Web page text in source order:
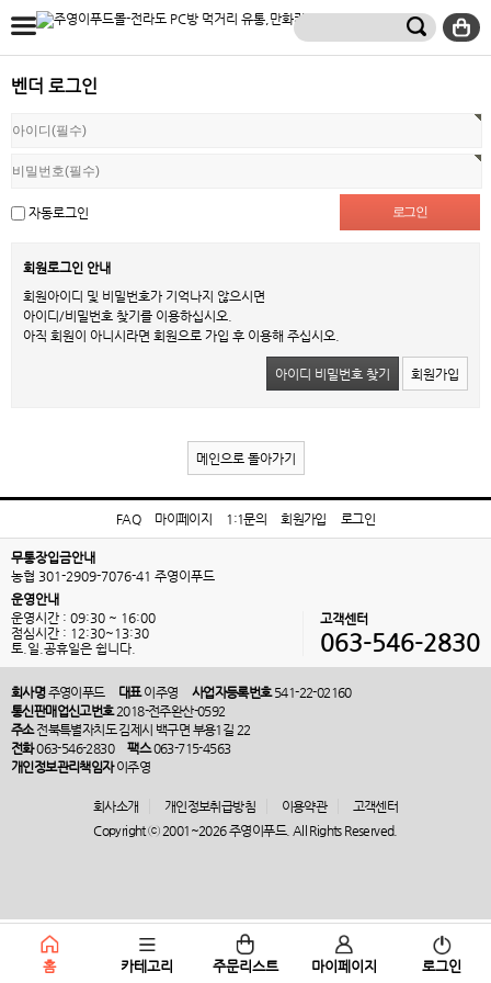
벤더 로그인
자동로그인
회원로그인 안내
회원아이디 및 비밀번호가 기억나지 않으시면
아이디/비밀번호 찾기를 이용하십시오.
아직 회원이 아니시라면 회원으로 가입 후 이용해 주십시오.
아이디 비밀번호 찾기 회원가입
메인으로 돌아가기
홈 카테고리 주문리스트 마이페이지 로그인
FAQ 마이페이지 1:1문의 회원가입 로그인
무통장입금안내
농협 301-2909-7076-41 주영이푸드
운영안내
운영시간 : 09:30 ~ 16:00
점심시간 : 12:30~13:30
토.일.공휴일은 쉽니다.
고객센터
063-546-2830
회사명주영이푸드 대표이주영 사업자등록번호541-22-02160
통신판매업신고번호2018-전주완산-0592
주소전북특별자치도 김제시 백구면 부용1길 22
전화063-546-2830 팩스063-715-4563
개인정보관리책임자이주영
회사소개 개인정보취급방침 이용약관
고객센터
Copyright ⓒ 2001~2026 주영이푸드. All Rights Reserved.